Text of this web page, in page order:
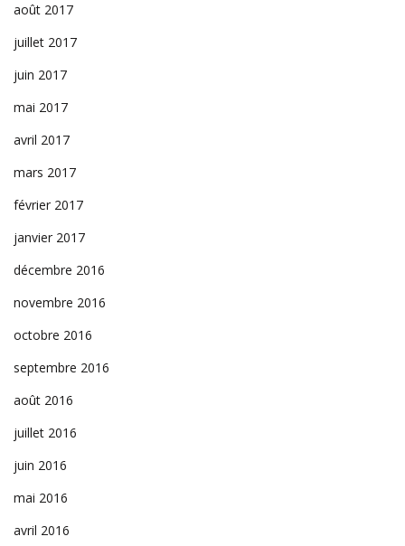
août 2017
juillet 2017
juin 2017
mai 2017
avril 2017
mars 2017
février 2017
janvier 2017
décembre 2016
novembre 2016
octobre 2016
septembre 2016
août 2016
juillet 2016
juin 2016
mai 2016
avril 2016